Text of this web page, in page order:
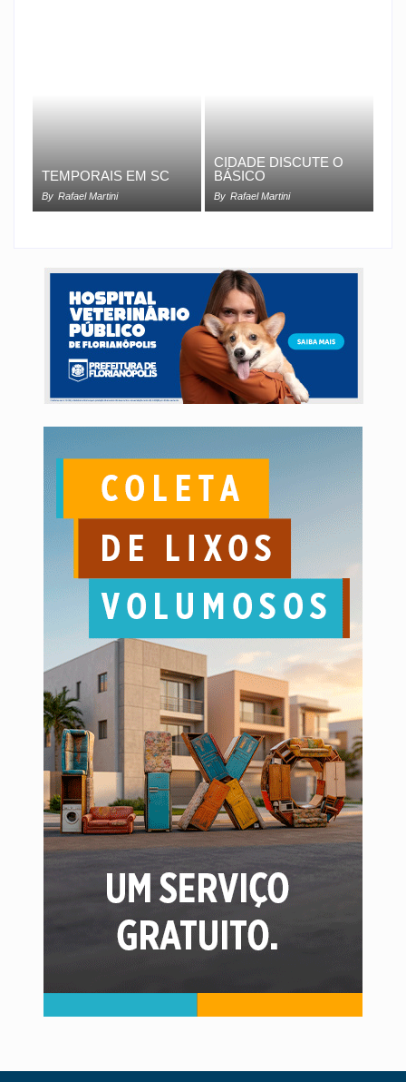
TEMPORAIS EM SC
By Rafael Martini
CIDADE DISCUTE O
BÁSICO
By Rafael Martini